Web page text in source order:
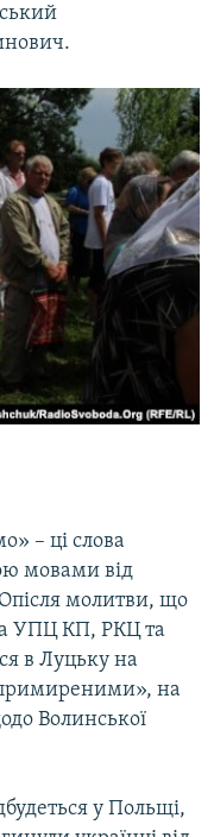
– ці слова
мовами від
молитви, що
УПЦ КП, РКЦ та
в Луцьку на
примиреними», на
Волинської
у Польщі,